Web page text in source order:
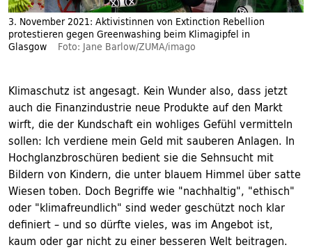
3. November 2021: Aktivistinnen von Extinction Rebellion
protestieren gegen Greenwashing beim Klimagipfel in
Glasgow Foto: Jane Barlow/ZUMA/imago
Klimaschutz ist angesagt. Kein Wunder also, dass jetzt
auch die Finanzindustrie neue Produkte auf den Markt
wirft, die der Kundschaft ein wohliges Gefühl vermitteln
sollen: Ich verdiene mein Geld mit sauberen Anlagen. In
Hochglanzbroschüren bedient sie die Sehnsucht mit
Bildern von Kindern, die unter blauem Himmel über satte
Wiesen toben. Doch Begriffe wie "nachhaltig", "ethisch"
oder "klimafreundlich" sind weder geschützt noch klar
definiert – und so dürfte vieles, was im Angebot ist,
kaum oder gar nicht zu einer besseren Welt beitragen.